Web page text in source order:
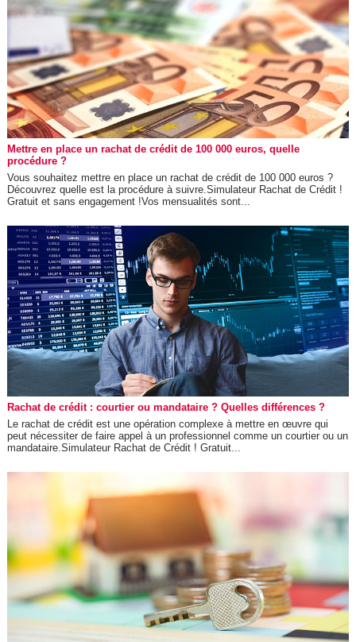
Mettre en place un rachat de crédit de 100 000 euros, quelle
procédure ?
Vous souhaitez mettre en place un rachat de crédit de 100 000 euros ?
Découvrez quelle est la procédure à suivre.Simulateur Rachat de Crédit !
Gratuit et sans engagement !Vos mensualités sont...
Rachat de crédit : courtier ou mandataire ? Quelles différences ?
Le rachat de crédit est une opération complexe à mettre en œuvre qui
peut nécessiter de faire appel à un professionnel comme un courtier ou un
mandataire.Simulateur Rachat de Crédit ! Gratuit...